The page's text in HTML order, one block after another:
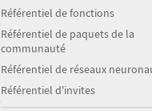
Référentiel de fonctions
Référentiel de paquets de la
communauté
Référentiel de réseaux
Référentiel d'invites